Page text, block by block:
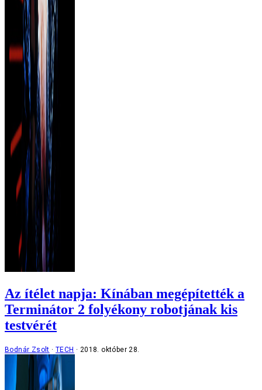
Az ítélet napja: Kínában megépítették a
Terminátor 2 folyékony robotjának kis
testvérét
Bodnár Zsolt TECH 2018. október 28.